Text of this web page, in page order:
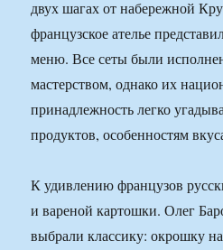
двух шагах от набережной
французское ателье
меню. Все сеты были
мастерством, однако их
принадлежность легко
продуктов, особенностям
К удивлению французов
и вареной картошки. Олег
выбрали классику: окрошку